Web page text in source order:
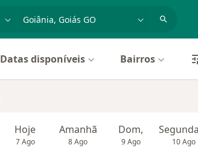
cidade ou região
Datas disponíveis Bairros
Hoje
7 Ago
Amanhã
8 Ago
Dom,
9 Ago 10 Ago